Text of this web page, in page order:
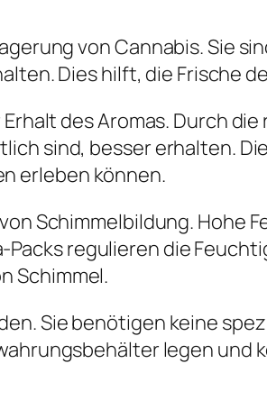
von Cannabis. Sie
Dies hilft, die Frische
des Aromas. Durch
sind, besser erhalten.
erleben können.
Schimmelbildung. Hohe
regulieren die
Schimmel.
Sie benötigen keine
legen und